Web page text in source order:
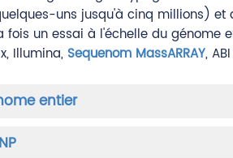
uns jusqu'à cinq millions)
fois un essai à l'échelle du
Illumina, Sequenom MassARRAY,
entier